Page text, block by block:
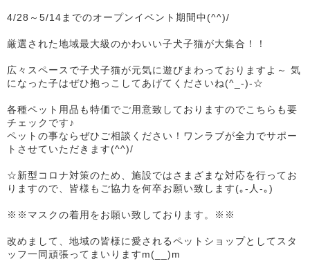
4/28～5/14までのオープンイベント期間中(^^)/
厳選された地域最大級のかわいい子犬子猫が大集合！！
広々スペースで子犬子猫が元気に遊びまわっておりますよ～ 気
になった子はぜひ抱っこしてあげてくださいね(^_-)-☆
各種ペット用品も特価でご用意致しておりますのでこちらも要
チェックです♪
ペットの事ならぜひご相談ください！ワンラブが全力でサポー
トさせていただきます(^^)/
☆新型コロナ対策のため、施設ではさまざまな対応を行ってお
りますので、皆様もご協力を何卒お願い致します(｡-人-｡)
※※マスクの着用をお願い致しております。※※
改めまして、地域の皆様に愛されるペットショップとしてスタ
ッフ一同頑張ってまいりますm(__)m